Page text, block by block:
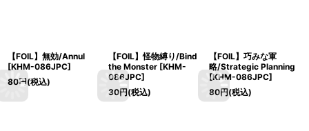
【FOIL】無効/Annul
[KHM-086JPC]
80円(税込)
【FOIL】怪物縛り/Bind
the Monster [KHM-
086JPC]
30円(税込)
【FOIL】巧みな軍
略/Strategic Planning
[KHM-086JPC]
80円(税込)